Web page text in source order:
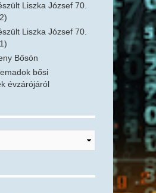
Liszka József 70.
Liszka József 70.
Bősön
bősi
évzárójáról